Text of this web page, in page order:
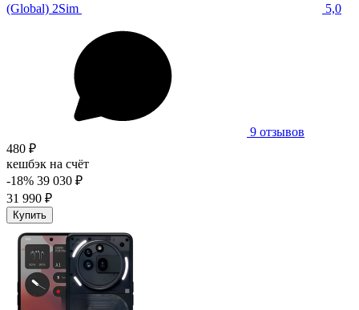
(Global) 2Sim 5,0
9 отзывов
480 ₽
кешбэк на счёт
-18% 39 030 ₽
31 990 ₽
Купить